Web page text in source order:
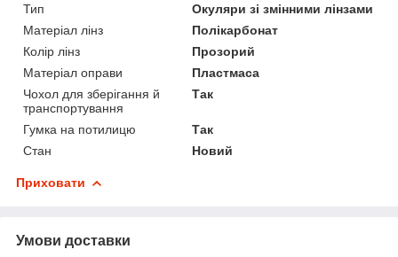
Тип
Окуляри зі змінними лінзами
Матеріал лінз
Полікарбонат
Колір лінз
Прозорий
Матеріал оправи
Пластмаса
Чохол для зберігання й
транспортування
Так
Гумка на потилицю
Так
Стан
Новий
Приховати
Умови доставки